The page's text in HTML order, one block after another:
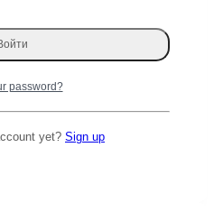
орех 400х40х40 мм, Lamella-
password?
yet? Sign up